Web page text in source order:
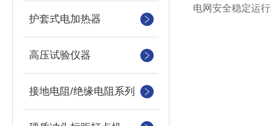
护套式电加热器
高压试验仪器
接地电阻/绝缘电阻系列
电网安全稳定运